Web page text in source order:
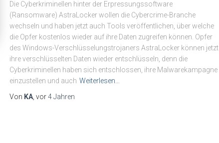
Die Cyberkriminellen hinter der Erpressungssoftware
(Ransomware) AstraLocker wollen die Cybercrime-Branche
wechseln und haben jetzt auch Tools veröffentlichen, über welche
die Opfer kostenlos wieder auf ihre Daten zugreifen können. Opfer
des Windows-Verschlüsselungstrojaners AstraLocker können jetzt
ihre verschlüsselten Daten wieder entschlüsseln, denn die
Cyberkriminellen haben sich entschlossen, ihre Malwarekampagne
einzustellen und auch Weiterlesen…
Von KA , vor4 Jahren